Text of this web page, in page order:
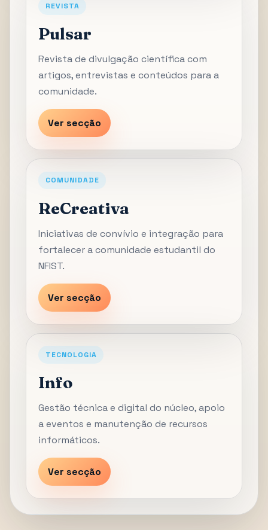
REVISTA
Pulsar
Revista de divulgação científica com
artigos, entrevistas e conteúdos para a
comunidade.
Ver secção
COMUNIDADE
ReCreativa
Iniciativas de convívio e integração para
fortalecer a comunidade estudantil do
NFIST.
Ver secção
TECNOLOGIA
Info
Gestão técnica e digital do núcleo, apoio
a eventos e manutenção de recursos
informáticos.
Ver secção